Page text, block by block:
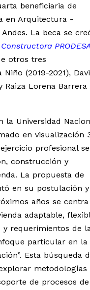
beneficiaria de
en Arquitectura -
La beca se
Constructora
otros tres
(2019-2021),
Raiza Lorena Barrera
la Universidad
en visualización
profesional se
construcción y
La propuesta de
en su postulación y
años se centra
adaptable,
y requerimientos de
particular en la
Esta búsqueda
metodologías
de procesos de